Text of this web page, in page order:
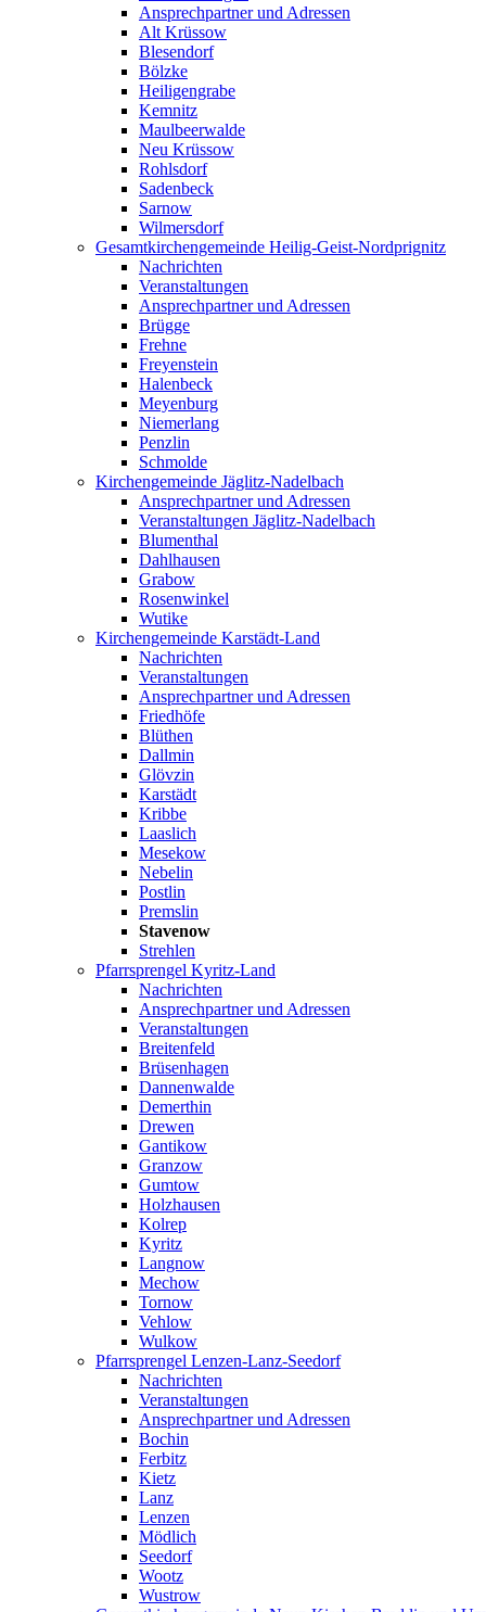
Ansprechpartner und Adressen
Alt Krüssow
Blesendorf
Bölzke
Heiligengrabe
Kemnitz
Maulbeerwalde
Neu Krüssow
Rohlsdorf
Sadenbeck
Sarnow
Wilmersdorf
Gesamtkirchengemeinde Heilig-Geist-Nordprignitz
Nachrichten
Veranstaltungen
Ansprechpartner und Adressen
Brügge
Frehne
Freyenstein
Halenbeck
Meyenburg
Niemerlang
Penzlin
Schmolde
Kirchengemeinde Jäglitz-Nadelbach
Ansprechpartner und Adressen
Veranstaltungen Jäglitz-Nadelbach
Blumenthal
Dahlhausen
Grabow
Rosenwinkel
Wutike
Kirchengemeinde Karstädt-Land
Nachrichten
Veranstaltungen
Ansprechpartner und Adressen
Friedhöfe
Blüthen
Dallmin
Glövzin
Karstädt
Kribbe
Laaslich
Mesekow
Nebelin
Postlin
Premslin
Stavenow
Strehlen
Pfarrsprengel Kyritz-Land
Nachrichten
Ansprechpartner und Adressen
Veranstaltungen
Breitenfeld
Brüsenhagen
Dannenwalde
Demerthin
Drewen
Gantikow
Granzow
Gumtow
Holzhausen
Kolrep
Kyritz
Langnow
Mechow
Tornow
Vehlow
Wulkow
Pfarrsprengel Lenzen-Lanz-Seedorf
Nachrichten
Veranstaltungen
Ansprechpartner und Adressen
Bochin
Ferbitz
Kietz
Lanz
Lenzen
Mödlich
Seedorf
Wootz
Wustrow